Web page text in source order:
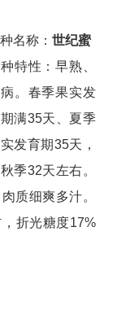
名称：世纪蜜
特性：早熟、
。春季果实发
满35天、夏季
发育期35天，
季32天左右。
质细爽多汁。
折光糖度17%